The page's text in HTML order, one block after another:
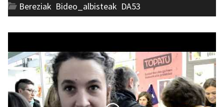
Bereziak Bideo_albisteak DA53